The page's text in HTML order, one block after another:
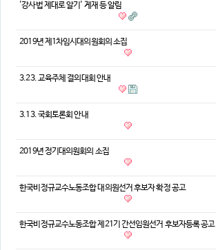
'강사법 제대로 알기' 게재 등 알림
2019년 제1차임시대의원회의 소집
3.23. 교육주체 결의대회 안내
3.13. 국회토론회 안내
2019년 정기대의원회의 소집
한국비정규교수노동조합 대의원선거 후보자 확정 공고
한국비정규교수노동조합 제21기 간선임원선거 후보자등록 공고